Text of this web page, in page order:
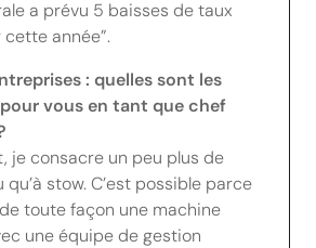
a prévu 5 baisses de taux
année”.
: quelles sont les
vous en tant que chef
je consacre un peu plus de
stow. C’est possible parce
toute façon une machine
une équipe de gestion